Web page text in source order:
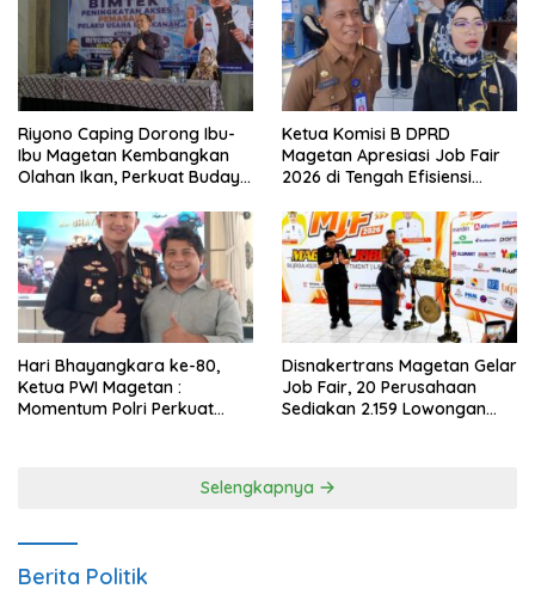
Riyono Caping Dorong Ibu-
Ibu Magetan Kembangkan
Olahan Ikan, Perkuat Budaya
Ketua Komisi B DPRD
Magetan Apresiasi Job Fair
2026 di Tengah Efisiensi
Hari Bhayangkara ke-80,
Ketua PWI Magetan :
Momentum Polri Perkuat
Disnakertrans Magetan Gelar
Job Fair, 20 Perusahaan
Sediakan 2.159 Lowongan
Selengkapnya
Berita Politik